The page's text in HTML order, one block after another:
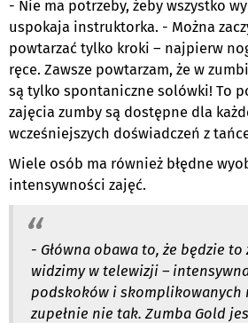
- Nie ma potrzeby, żeby wszystko
uspokaja instruktorka. - Można
powtarzać tylko kroki – najpierw
ręce. Zawsze powtarzam, że w
są tylko spontaniczne solówki! To
zajęcia zumby są dostępne dla
wcześniejszych doświadczeń z
Wiele osób ma również błędne
intensywności zajęć.
- Główna obawa to, że będzie
widzimy w telewizji –
podskoków i skomplikowanych
zupełnie nie tak. Zumba Gold